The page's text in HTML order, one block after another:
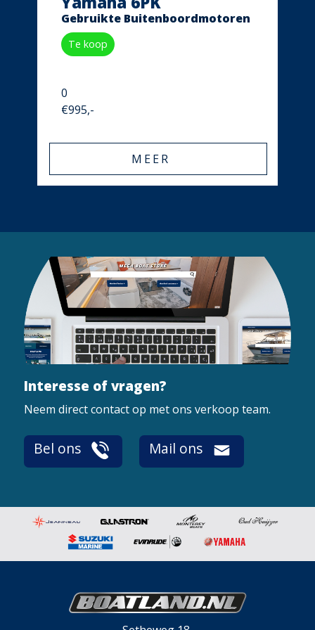
Gebruikte Buitenboordmotoren
Te koop
0
€995,-
MEER
Interesse of vragen?
Neem direct contact op met ons verkoop team.
Bel ons Mail ons